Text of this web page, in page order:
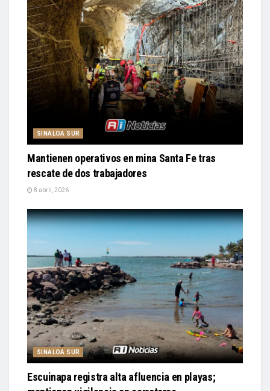
SINALOA SUR
Mantienen operativos en mina Santa Fe tras
rescate de dos trabajadores
8 abril, 2026
SINALOA SUR
Escuinapa registra alta afluencia en playas;